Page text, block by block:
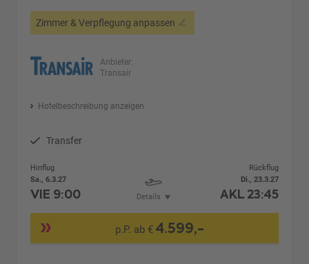
Zimmer & Verpflegung anpassen
Anbieter:
Transair
Hotelbeschreibung anzeigen
Transfer
Hinflug
Sa., 6.3.27
VIE 9:00 Details
Rückflug
Di., 23.3.27
AKL23:45
p.P. ab € 4.599,-